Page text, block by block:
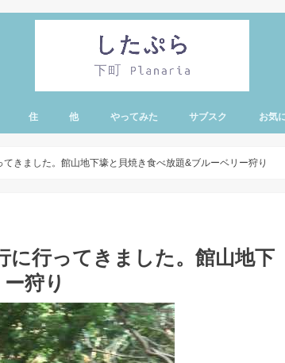
住 他 やってみた サブスク お気
てきました。館山地下壕と貝焼き食べ放題&ブルーベリー狩り
に行ってきました。館山地下
狩り